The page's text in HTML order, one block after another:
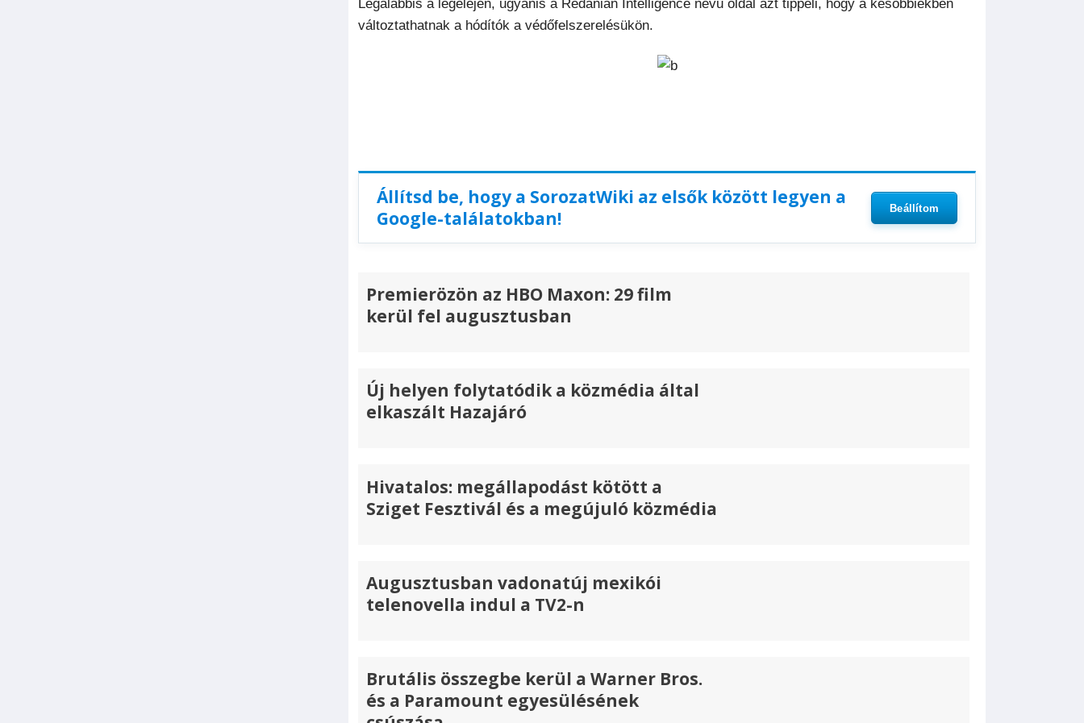
Legalábbis a legelején, ugyanis a Redanian Intelligence nevű oldal azt tippeli, hogy a későbbiekben
változtathatnak a hódítók a védőfelszerelésükön.
Állítsd be, hogy a SorozatWiki az elsők között legyen a
Google-találatokban!
Beállítom
Premierözön az HBO Maxon: 29 film
kerül fel augusztusban
Új helyen folytatódik a közmédia által
elkaszált Hazajáró
Hivatalos: megállapodást kötött a
Sziget Fesztivál és a megújuló közmédia
Augusztusban vadonatúj mexikói
telenovella indul a TV2-n
Brutális összegbe kerül a Warner Bros.
és a Paramount egyesülésének